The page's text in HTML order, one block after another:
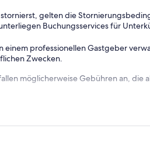
gelten die
Buchungsservices für
einem professionellen Gastgeber
Zwecken.
möglicherweise Gebühren an,